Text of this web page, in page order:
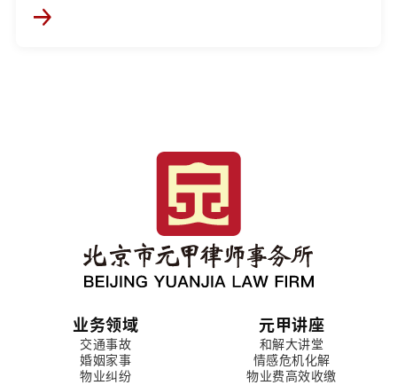
业务领域
交通事故
婚姻家事
物业纠纷
元甲讲座
和解大讲堂
情感危机化解
物业费高效收缴